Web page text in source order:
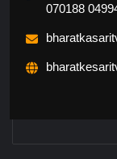
070188